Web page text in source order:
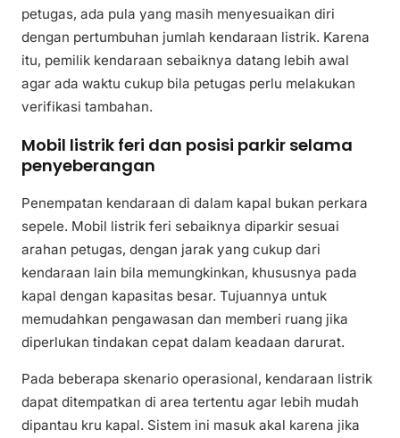
petugas, ada pula yang masih menyesuaikan diri
dengan pertumbuhan jumlah kendaraan listrik. Karena
itu, pemilik kendaraan sebaiknya datang lebih awal
agar ada waktu cukup bila petugas perlu melakukan
verifikasi tambahan.
Mobil listrik feri dan posisi parkir selama
penyeberangan
Penempatan kendaraan di dalam kapal bukan perkara
sepele. Mobil listrik feri sebaiknya diparkir sesuai
arahan petugas, dengan jarak yang cukup dari
kendaraan lain bila memungkinkan, khususnya pada
kapal dengan kapasitas besar. Tujuannya untuk
memudahkan pengawasan dan memberi ruang jika
diperlukan tindakan cepat dalam keadaan darurat.
Pada beberapa skenario operasional, kendaraan listrik
dapat ditempatkan di area tertentu agar lebih mudah
dipantau kru kapal. Sistem ini masuk akal karena jika